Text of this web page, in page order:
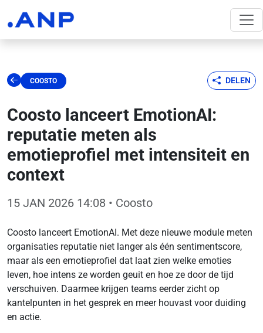
COOSTO DELEN
Coosto lanceert EmotionAI:
reputatie meten als
emotieprofiel met intensiteit en
context
15 JAN 2026 14:08 • Coosto
Coosto lanceert EmotionAI. Met deze nieuwe module meten
organisaties reputatie niet langer als één sentimentscore,
maar als een emotieprofiel dat laat zien welke emoties
leven, hoe intens ze worden geuit en hoe ze door de tijd
verschuiven. Daarmee krijgen teams eerder zicht op
kantelpunten in het gesprek en meer houvast voor duiding
en actie.